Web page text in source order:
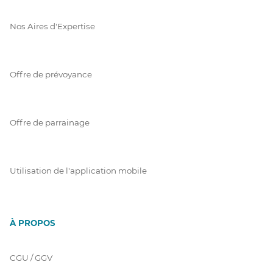
Nos Aires d'Expertise
Offre de prévoyance
Offre de parrainage
Utilisation de l'application mobile
À PROPOS
CGU / GGV